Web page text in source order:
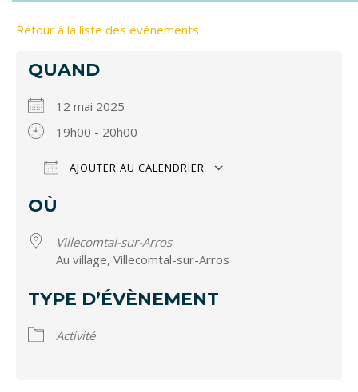
Retour à la liste des événements
QUAND
12 mai 2025
19h00 - 20h00
AJOUTER AU CALENDRIER
OÙ
Villecomtal-sur-Arros
Au village, Villecomtal-sur-Arros
TYPE D’ÉVÈNEMENT
Activité